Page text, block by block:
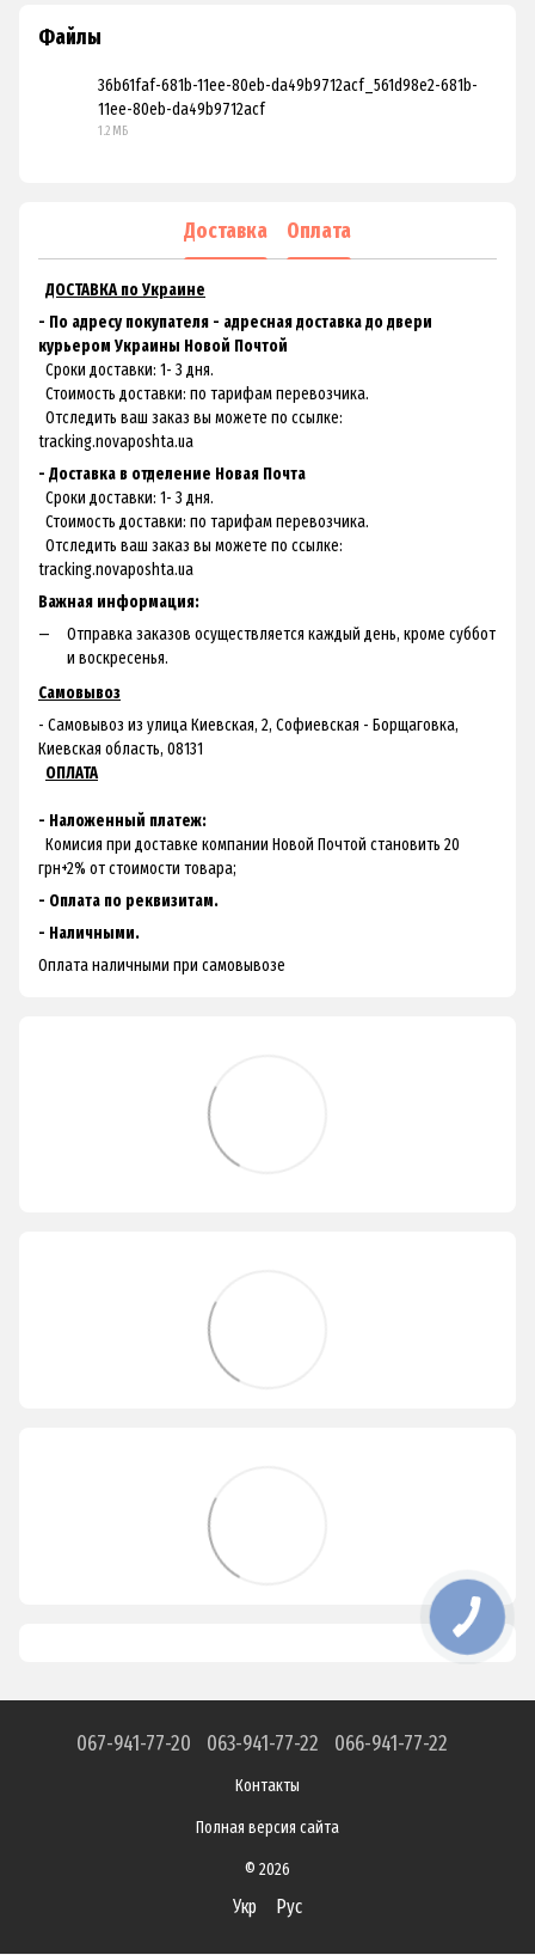
Файлы
36b61faf-681b-11ee-80eb-da49b9712acf_561d98e2-681b-
11ee-80eb-da49b9712acf
1.2 МБ
Доставка Оплата
ДОСТАВКА по Украине
- По адресу покупателя - адресная доставка до двери
курьером Украины Новой Почтой
Сроки доставки: 1- 3 дня.
Стоимость доставки: по тарифам перевозчика.
Отследить ваш заказ вы можете по ссылке:
tracking.novaposhta.ua
- Доставка в отделение Новая Почта
Сроки доставки: 1- 3 дня.
Стоимость доставки: по тарифам перевозчика.
Отследить ваш заказ вы можете по ссылке:
tracking.novaposhta.ua
Важная информация:
Отправка заказов осуществляется каждый день, кроме суббот
и воскресенья.
Самовывоз
- Самовывоз из улица Киевская, 2, Софиевская - Борщаговка,
Киевская область, 08131
ОПЛАТА
- Наложенный платеж:
Комисия при доставке компании Новой Почтой становить 20
грн+2% от стоимости товара;
- Оплата по реквизитам.
- Наличными.
Оплата наличными при самовывозе
067-941-77-20 063-941-77-22 066-941-77-22
Контакты
Полная версия сайта
© 2026
Укр Рус